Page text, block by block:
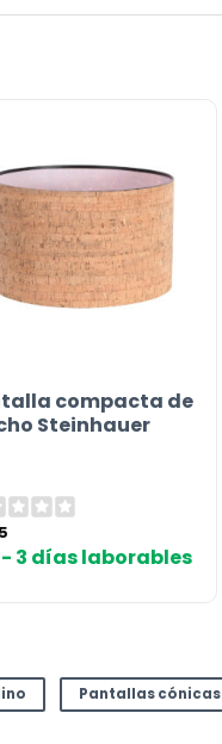
compacta de
Steinhauer
- 3 días laborables
Pantallas cónicas